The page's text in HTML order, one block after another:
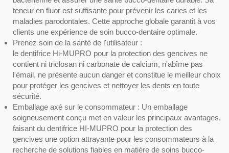
teneur en fluor est suffisante pour prévenir les caries et les
maladies parodontales. Cette approche globale garantit à vos
clients une expérience de soin bucco-dentaire optimale.
Prenez soin de la santé de l'utilisateur :
le dentifrice Hi-MUPRO pour la protection des gencives ne
contient ni triclosan ni carbonate de calcium, n'abîme pas
l'émail, ne présente aucun danger et constitue le meilleur choix
pour protéger les gencives et nettoyer les dents en toute
sécurité.
Emballage axé sur le consommateur : Un emballage
soigneusement conçu met en valeur les principaux avantages,
faisant du dentifrice HI-MUPRO pour la protection des
gencives une option attrayante pour les consommateurs à la
recherche de solutions fiables en matière de soins bucco-